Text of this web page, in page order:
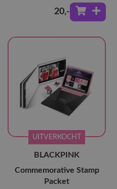
20,-
UITVERKOCHT
BLACKPINK
Commemorative Stamp
Packet